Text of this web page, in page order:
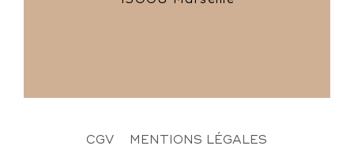
CGV MENTIONS LÉGALES